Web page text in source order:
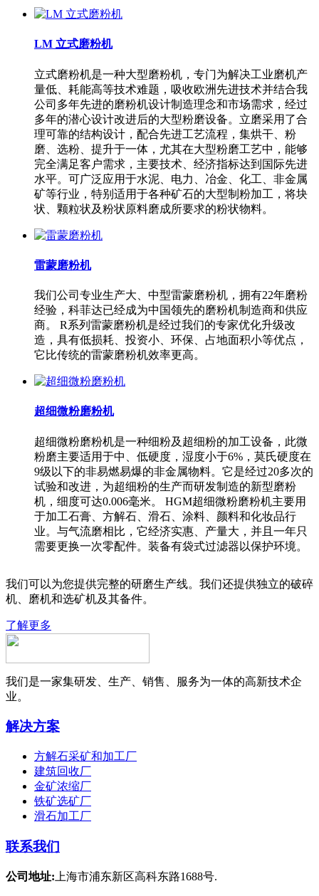
LM 立式磨粉机
立式磨粉机是一种大型磨粉机，专门为解决工业磨机产
量低、耗能高等技术难题，吸收欧洲先进技术并结合我
公司多年先进的磨粉机设计制造理念和市场需求，经过
多年的潜心设计改进后的大型粉磨设备。立磨采用了合
理可靠的结构设计，配合先进工艺流程，集烘干、粉
磨、选粉、提升于一体，尤其在大型粉磨工艺中，能够
完全满足客户需求，主要技术、经济指标达到国际先进
水平。可广泛应用于水泥、电力、冶金、化工、非金属
矿等行业，特别适用于各种矿石的大型制粉加工，将块
状、颗粒状及粉状原料磨成所要求的粉状物料。
雷蒙磨粉机
我们公司专业生产大、中型雷蒙磨粉机，拥有22年磨粉
经验，科菲达已经成为中国领先的磨粉机制造商和供应
商。 R系列雷蒙磨粉机是经过我们的专家优化升级改
造，具有低损耗、投资小、环保、占地面积小等优点，
它比传统的雷蒙磨粉机效率更高。
超细微粉磨粉机
超细微粉磨粉机是一种细粉及超细粉的加工设备，此微
粉磨主要适用于中、低硬度，湿度小于6%，莫氏硬度在
9级以下的非易燃易爆的非金属物料。它是经过20多次的
试验和改进，为超细粉的生产而研发制造的新型磨粉
机，细度可达0.006毫米。 HGM超细微粉磨粉机主要用
于加工石膏、方解石、滑石、涂料、颜料和化妆品行
业。与气流磨相比，它经济实惠、产量大，并且一年只
需要更换一次零配件。装备有袋式过滤器以保护环境。
我们可以为您提供完整的研磨生产线。我们还提供独立的破碎
机、磨机和选矿机及其备件。
了解更多
我们是一家集研发、生产、销售、服务为一体的高新技术企
业。
解决方案
方解石采矿和加工厂
建筑回收厂
金矿浓缩厂
铁矿选矿厂
滑石加工厂
联系我们
公司地址: 上海市浦东新区高科东路1688号.